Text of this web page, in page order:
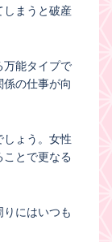
しまうと破産
万能タイプで
の仕事が向
ょう。女性
ことで更なる
にはいつも